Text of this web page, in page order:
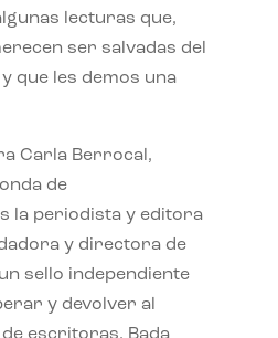
lecturas que,
ser salvadas del
que les demos una
Carla Berrocal,
de
la periodista y editora
y directora de
sello independiente
y devolver al